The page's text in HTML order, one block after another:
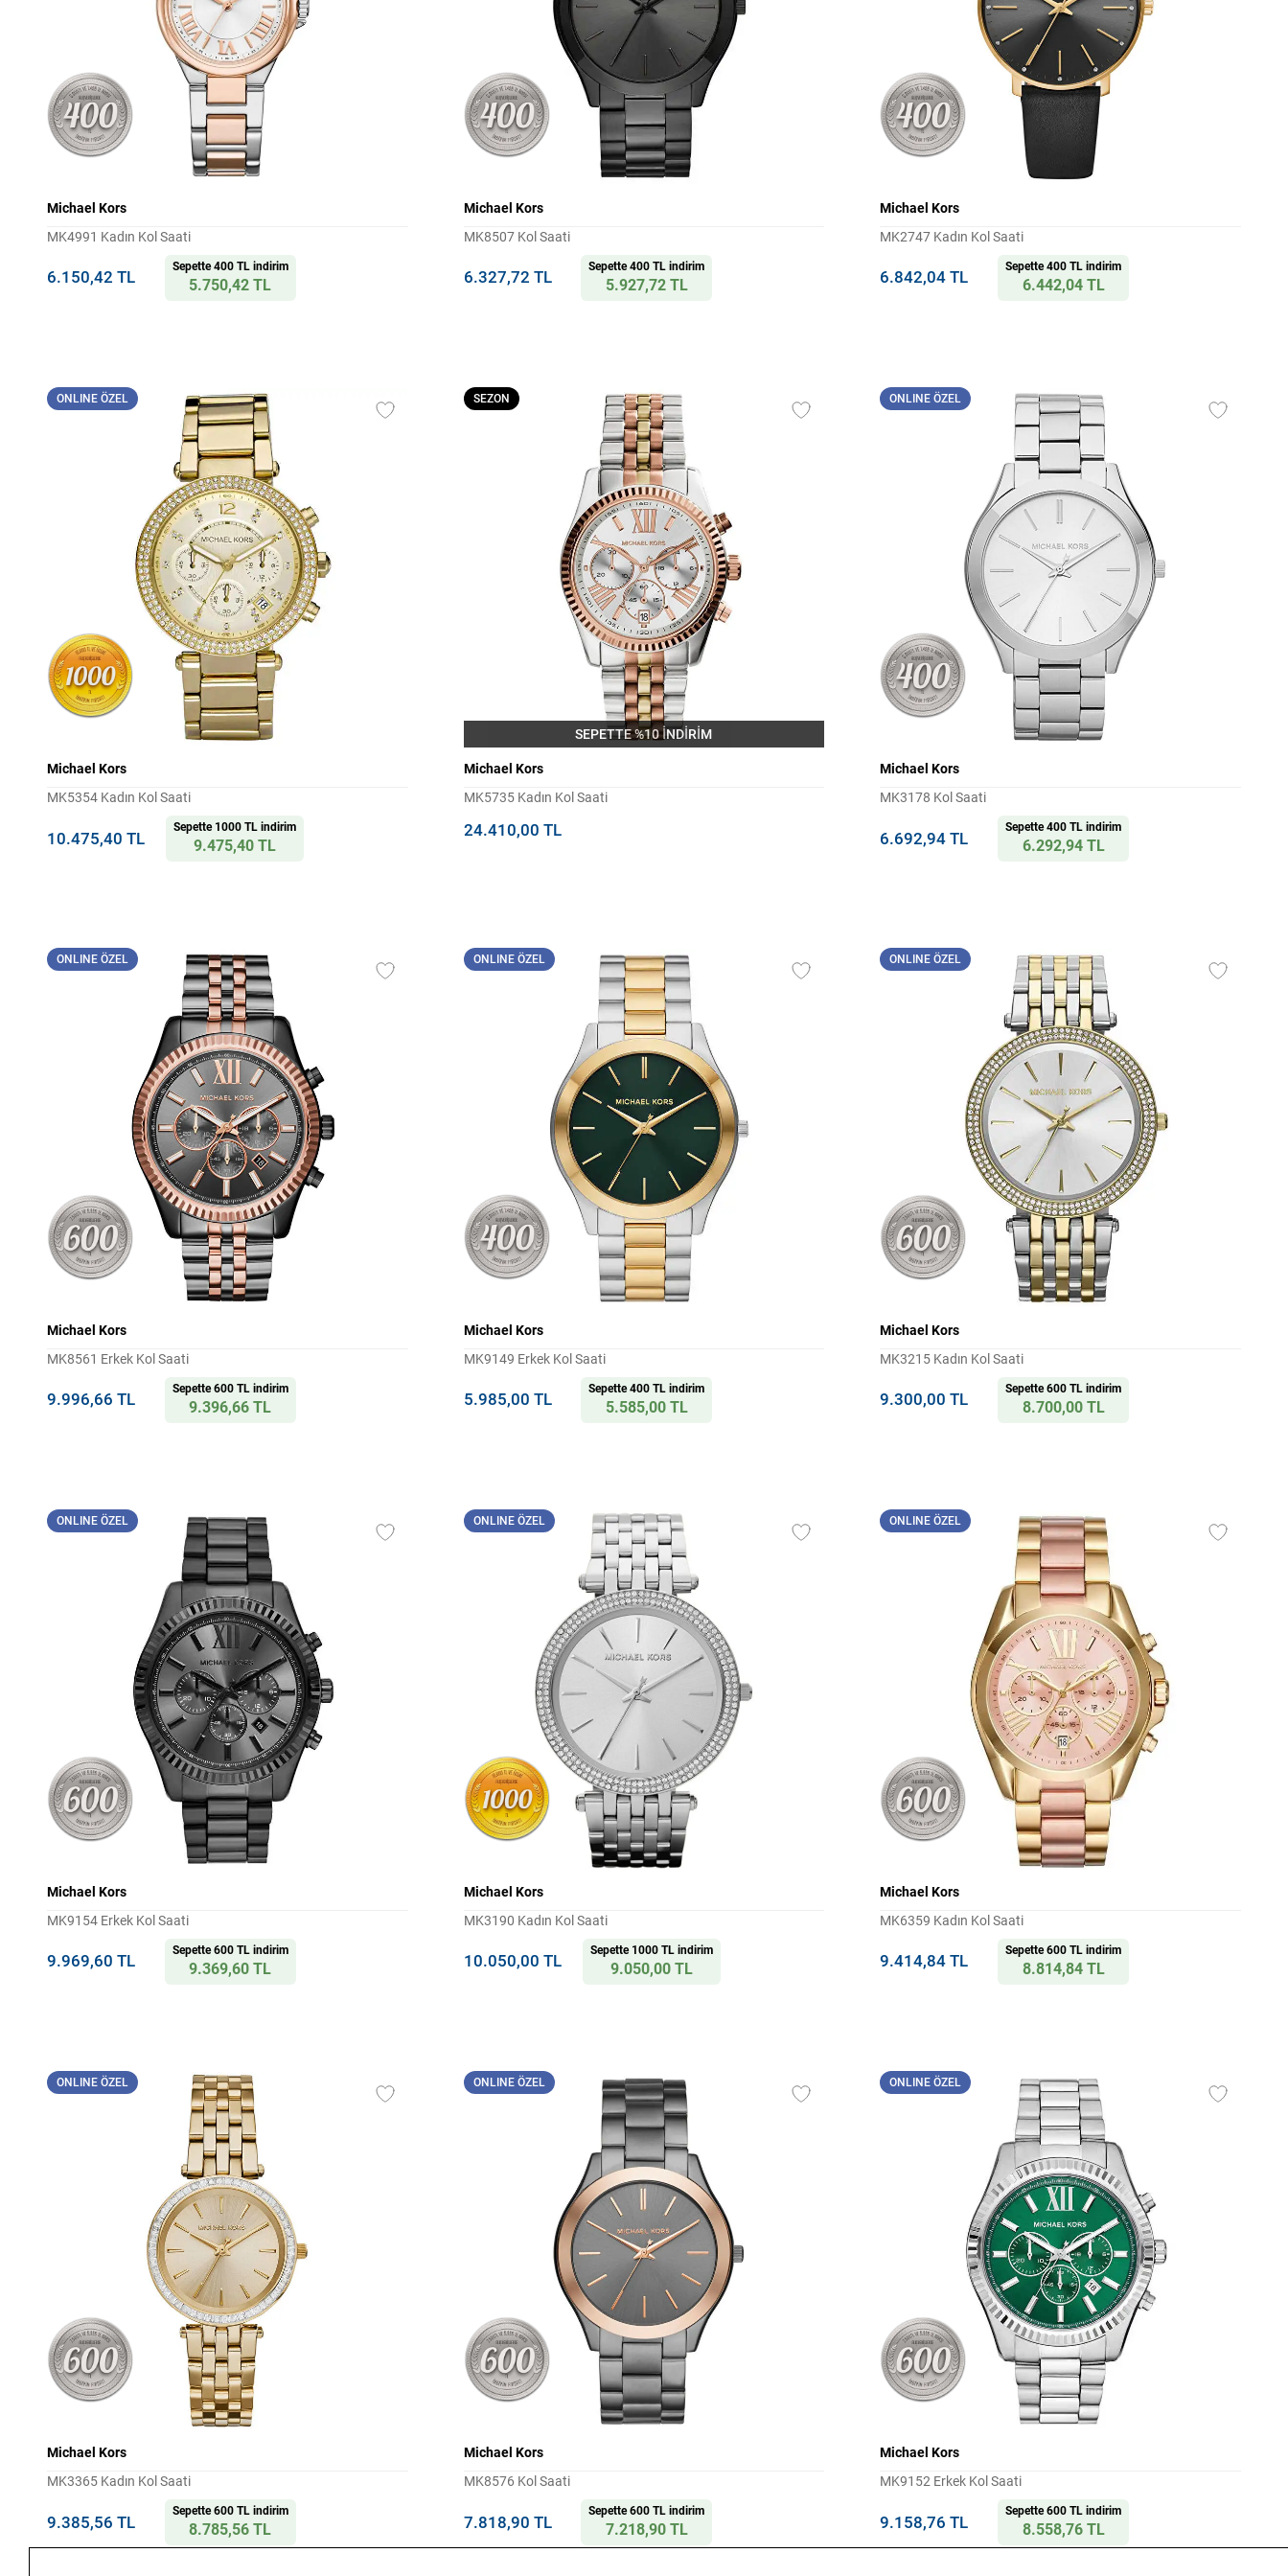
Michael Kors
MK4991 Kadın Kol Saati
6.150,42 TL
Sepette 400 TL indirim
5.750,42 TL
Michael Kors
MK8507 Kol Saati
6.327,72 TL
Sepette 400 TL indirim
5.927,72 TL
Michael Kors
MK2747 Kadın Kol Saati
6.842,04 TL
Sepette 400 TL indirim
6.442,04 TL
ONLINE ÖZEL
Michael Kors
MK5354 Kadın Kol Saati
10.475,40 TL
Sepette 1000 TL indirim
9.475,40 TL
SEPETTE %10 İNDİRİM
SEZON
Michael Kors
MK5735 Kadın Kol Saati
24.410,00 TL
ONLINE ÖZEL
Michael Kors
MK3178 Kol Saati
6.692,94 TL
Sepette 400 TL indirim
6.292,94 TL
ONLINE ÖZEL
Michael Kors
MK8561 Erkek Kol Saati
9.996,66 TL
Sepette 600 TL indirim
9.396,66 TL
ONLINE ÖZEL
Michael Kors
MK9149 Erkek Kol Saati
5.985,00 TL
Sepette 400 TL indirim
5.585,00 TL
ONLINE ÖZEL
Michael Kors
MK3215 Kadın Kol Saati
9.300,00 TL
Sepette 600 TL indirim
8.700,00 TL
ONLINE ÖZEL
Michael Kors
MK9154 Erkek Kol Saati
9.969,60 TL
Sepette 600 TL indirim
9.369,60 TL
ONLINE ÖZEL
Michael Kors
MK3190 Kadın Kol Saati
10.050,00 TL
Sepette 1000 TL indirim
9.050,00 TL
ONLINE ÖZEL
Michael Kors
MK6359 Kadın Kol Saati
9.414,84 TL
Sepette 600 TL indirim
8.814,84 TL
ONLINE ÖZEL
Michael Kors
MK3365 Kadın Kol Saati
9.385,56 TL
Sepette 600 TL indirim
8.785,56 TL
ONLINE ÖZEL
Michael Kors
MK8576 Kol Saati
7.818,90 TL
Sepette 600 TL indirim
7.218,90 TL
ONLINE ÖZEL
Michael Kors
MK9152 Erkek Kol Saati
9.158,76 TL
Sepette 600 TL indirim
8.558,76 TL